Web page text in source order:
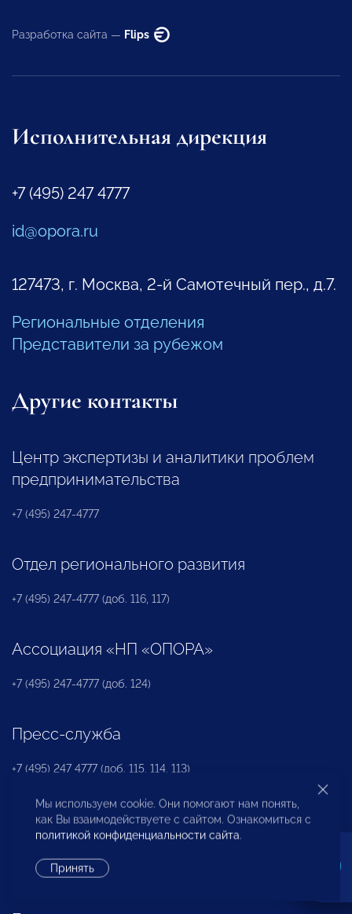
Разработка сайта — Flips
Исполнительная дирекция
+7 (495) 247 4777
id@opora.ru
127473, г. Москва, 2-й Самотечный пер., д.7.
Региональные отделения
Представители за рубежом
Другие контакты
Центр экспертизы и аналитики проблем
предпринимательства
+7 (495) 247-4777
Отдел регионального развития
+7 (495) 247-4777 (доб. 116, 117)
Ассоциация «НП «ОПОРА»
+7 (495) 247-4777 (доб. 124)
Пресс-служба
+7 (495) 247 4777 (доб. 115, 114, 113)
Международный отдел «ОПОРЫ РОССИИ»
+7 (495) 247-4777 (доб. 126)
Мы используем cookie. Они помогают нам понять,
как Вы взаимодействуете с сайтом. Ознакомиться с
политикой конфиденциальности сайта.
Принять